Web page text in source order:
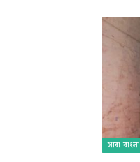
সারা বাংলা